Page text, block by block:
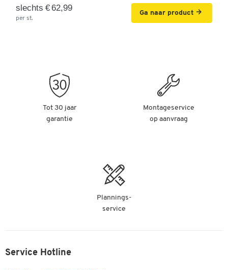
slechts € 62,99
per st.
Ga naar product
Tot 30 jaar
garantie
Montageservice
op aanvraag
Plannings-
service
Service Hotline